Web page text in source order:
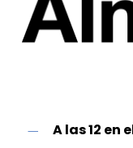
A las 12 en